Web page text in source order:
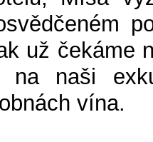
už čekáme
na naši
vína.